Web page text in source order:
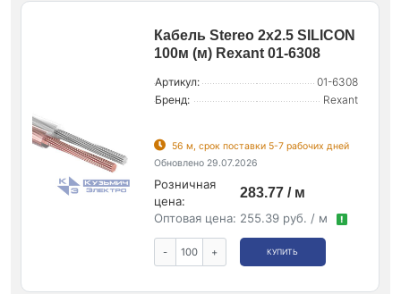
Кабель Stereo 2х2.5 SILICON
100м (м) Rexant 01-6308
Артикул:
01-6308
Бренд:
Rexant
56 м, срок поставки 5-7 рабочих дней
Обновлено 29.07.2026
Розничная
цена:
283.77 / м
Оптовая цена: 255.39 руб. / м !
- + КУПИТЬ